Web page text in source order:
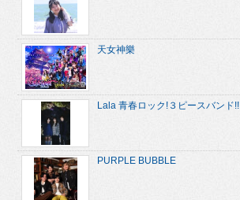
天女神樂
Lala 青春ロック!３ピースバンド!!
PURPLE BUBBLE